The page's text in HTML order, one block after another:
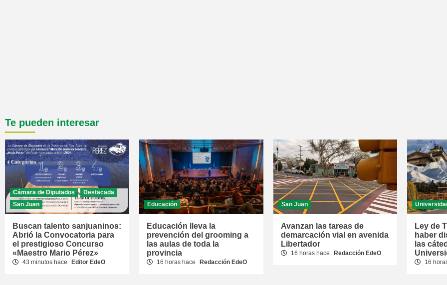
Te pueden interesar
Cámara de Diputados
Destacada
San Juan
Buscan talento sanjuaninos:
Abrió la Convocatoria para
el prestigioso Concurso
«Maestro Mario Pérez»
43 minutos hace Editor EdeO
Educación
Educación lleva la
prevención del grooming a
las aulas de toda la
provincia
16 horas hace Redacción EdeO
San Juan
Avanzan las tareas de
demarcación vial en avenida
Libertador
16 horas hace Redacción EdeO
Ley de
haber
las
16